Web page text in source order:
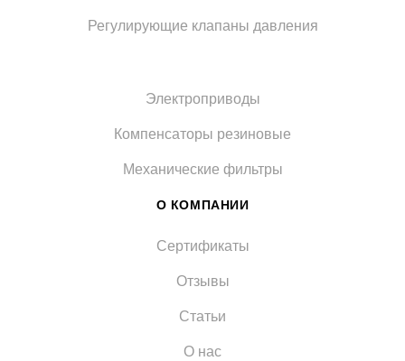
Регулирующие клапаны давления
Электроприводы
Компенсаторы резиновые
Механические фильтры
О КОМПАНИИ
Сертификаты
Отзывы
Статьи
О нас